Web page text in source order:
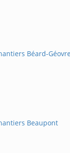
Béard-
Beaupont